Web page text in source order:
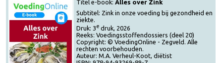
Subtitel: Zink in onze voeding bij gezondheid
ziekte.
Druk: 3edruk, 2026
Reeks: Voedingsstoffendossiers (deel 20)
Copyright: © VoedingOnline - Zegveld. Alle
rechten voorbehouden.